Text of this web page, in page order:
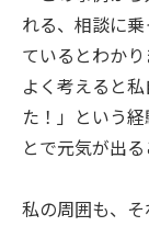
れる、相談に
ているとわかり
よく考えると
た！」という
とで元気が出る
私の周囲も、